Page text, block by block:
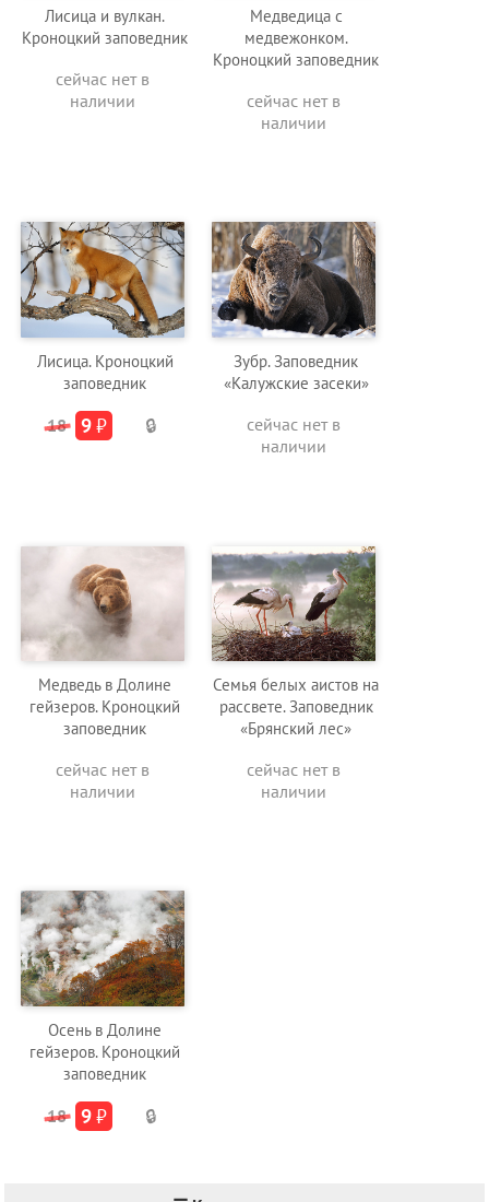
Лисица и вулкан.
Кроноцкий заповедник
сейчас нет в
наличии
Медведица с
медвежонком.
Кроноцкий заповедник
сейчас нет в
наличии
Лисица. Кроноцкий
заповедник
18 9₽ 🔒
Зубр. Заповедник
«Калужские засеки»
сейчас нет в
наличии
Медведь в Долине
гейзеров. Кроноцкий
заповедник
сейчас нет в
наличии
Семья белых аистов на
рассвете. Заповедник
«Брянский лес»
сейчас нет в
наличии
Осень в Долине
гейзеров. Кроноцкий
заповедник
18 9₽ 🔒